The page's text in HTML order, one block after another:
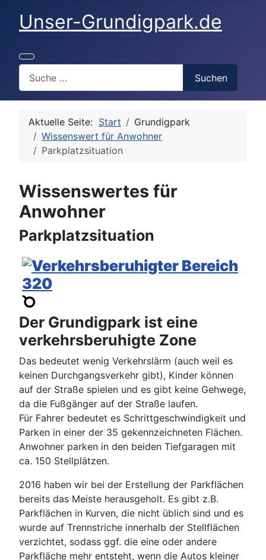
Unser-Grundigpark.de
Suchen
Aktuelle Seite: Start
Grundigpark
Wissenswert für Anwohner
Parkplatzsituation
Wissenswertes für
Anwohner
Parkplatzsituation
Details
Der Grundigpark ist eine
verkehrsberuhigte Zone
Das bedeutet wenig Verkehrslärm (auch weil es
keinen Durchgangsverkehr gibt), Kinder können
auf der Straße spielen und es gibt keine Gehwege,
da die Fußgänger auf der Straße laufen.
Für Fahrer bedeutet es Schrittgeschwindigkeit und
Parken in einer der 35 gekennzeichneten Flächen.
Anwohner parken in den beiden Tiefgaragen mit
ca. 150 Stellplätzen.
2016 haben wir bei der Erstellung der Parkflächen
bereits das Meiste herausgeholt. Es gibt z.B.
Parkflächen in Kurven, die nicht üblich sind und es
wurde auf Trennstriche innerhalb der Stellflächen
verzichtet, sodass ggf. die eine oder andere
Parkfläche mehr entsteht, wenn die Autos kleiner